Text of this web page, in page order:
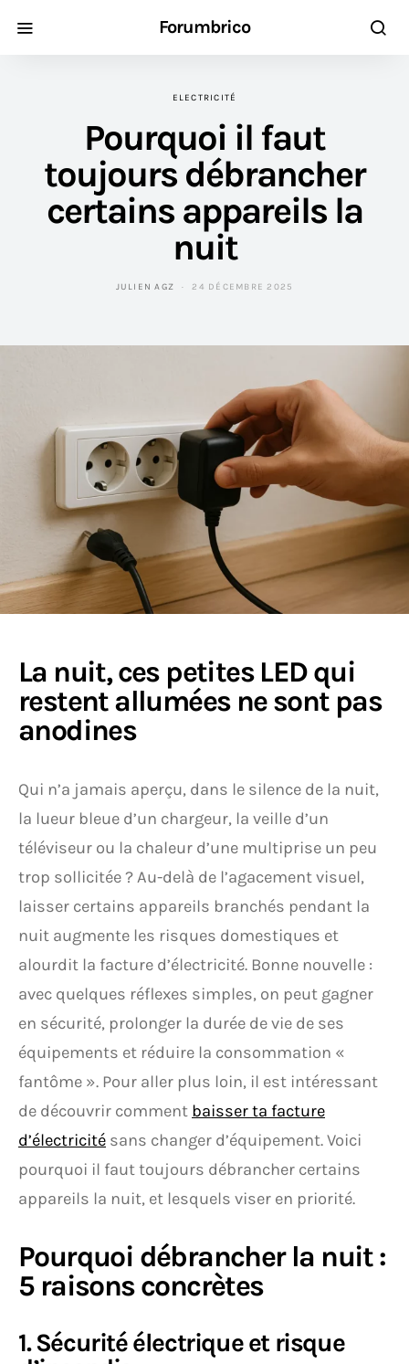
Forumbrico
ELECTRICITÉ
Pourquoi il faut
toujours débrancher
certains appareils la
nuit
JULIEN AGZ 24 DÉCEMBRE 2025
La nuit, ces petites LED qui
restent allumées ne sont pas
anodines
Qui n’a jamais aperçu, dans le silence de la nuit,
la lueur bleue d’un chargeur, la veille d’un
téléviseur ou la chaleur d’une multiprise un peu
trop sollicitée ? Au-delà de l’agacement visuel,
laisser certains appareils branchés pendant la
nuit augmente les risques domestiques et
alourdit la facture d’électricité. Bonne nouvelle :
avec quelques réflexes simples, on peut gagner
en sécurité, prolonger la durée de vie de ses
équipements et réduire la consommation «
fantôme ». Pour aller plus loin, il est intéressant
de découvrir comment baisser ta facture
d’électricité sans changer d’équipement. Voici
pourquoi il faut toujours débrancher certains
appareils la nuit, et lesquels viser en priorité.
Pourquoi débrancher la nuit :
5 raisons concrètes
1. Sécurité électrique et risque